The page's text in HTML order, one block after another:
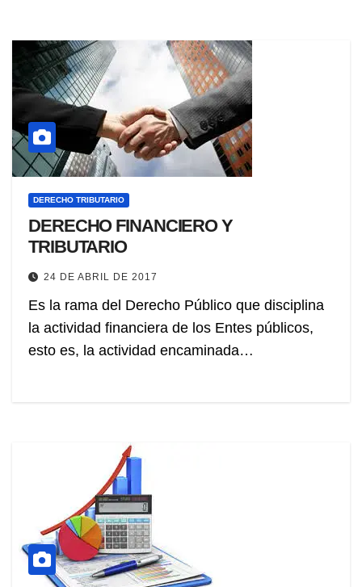
DERECHO TRIBUTARIO
DERECHO FINANCIERO Y
TRIBUTARIO
24 DE ABRIL DE 2017
Es la rama del Derecho Público que disciplina
la actividad financiera de los Entes públicos,
esto es, la actividad encaminada…